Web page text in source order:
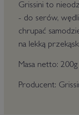
Grissini to
- do serów,
chrupać
na lekką
Masa netto: 200g
Producent: